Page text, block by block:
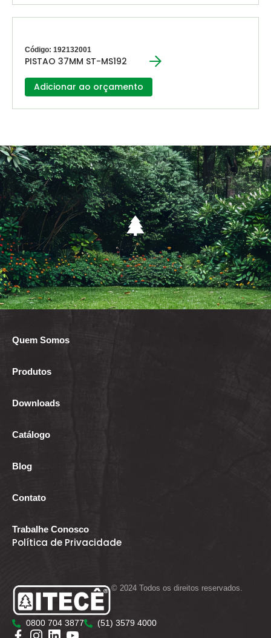
Código: 192132001
PISTAO 37MM ST-MS192
Adicionar ao orçamento
Quem Somos
Produtos
Downloads
Catálogo
Blog
Contato
Trabalhe Conosco
Política de Privacidade
© 2024 Todos os direitos reservados.
0800 704 3877 (51) 3579 4000